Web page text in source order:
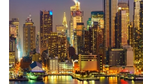
Qidirish
Kirish